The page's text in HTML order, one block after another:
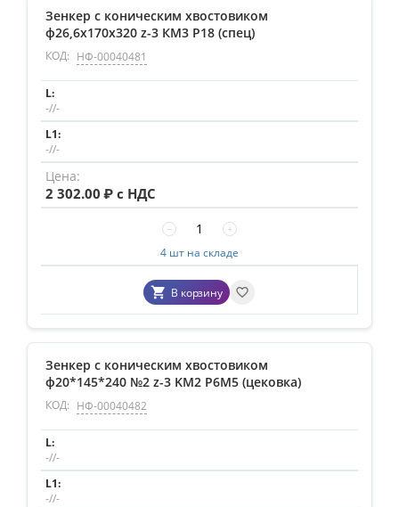
Зенкер с коническим хвостовиком
ф26,6х170х320 z-3 КМ3 P18 (спец)
КОД: НФ-00040481
-//-
-//-
2 302.00 ₽ с НДС
+
−
4 шт на складе
В корзину
Зенкер с коническим хвостовиком
ф20*145*240 №2 z-3 KM2 Р6М5 (цековка)
КОД: НФ-00040482
-//-
-//-